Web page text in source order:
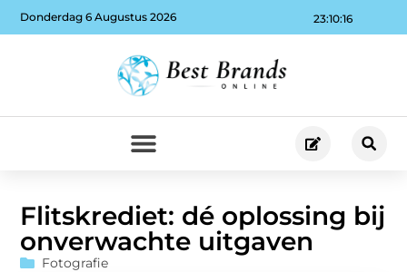
23:10:17
Donderdag 6 Augustus 2026
Flitskrediet: dé oplossing bij
onverwachte uitgaven
Fotografie